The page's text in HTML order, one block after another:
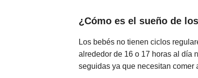
¿Cómo es el sueño de
Los bebés no tienen ciclos
alrededor de 16 o 17 horas al día
seguidas ya que necesitan comer